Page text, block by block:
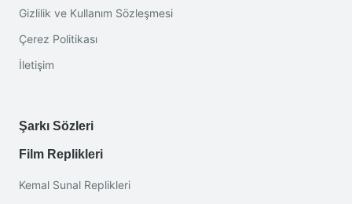
Gizlilik ve Kullanım Sözleşmesi
Çerez Politikası
İletişim
Şarkı Sözleri
Film Replikleri
Kemal Sunal Replikleri